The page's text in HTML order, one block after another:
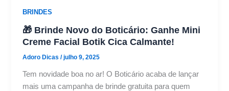
BRINDES
🎁 Brinde Novo do Boticário: Ganhe Mini
Creme Facial Botik Cica Calmante!
Adoro Dicas/julho 9, 2025
Tem novidade boa no ar! O Boticário acaba de lançar
mais uma campanha de brinde gratuita para quem